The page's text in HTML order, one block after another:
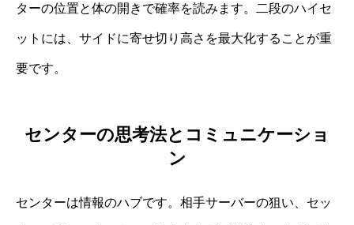
ターの位置と体の開きで確率を読みます。二段のハイセ
ットには、サイドに寄せ切り高さを最大化することが重
要です。
センターの思考法とコミュニケーショ
ン
センターは情報のハブです。相手サーバーの狙い、セッ